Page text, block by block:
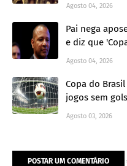
Agosto 04, 2026
Pai nega
e diz que
Agosto 04, 2026
Copa do
jogos sem gols
Agosto 03, 2026
POSTAR UM COMENTÁRIO